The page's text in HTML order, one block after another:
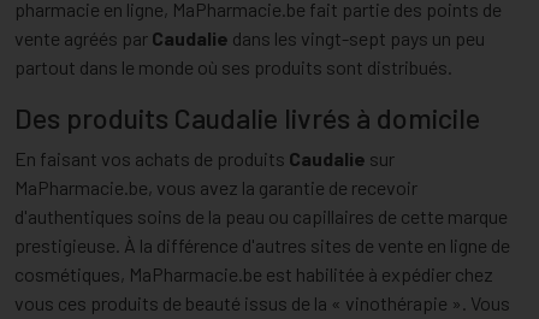
pharmacie en ligne, MaPharmacie.be fait partie des points de
vente agréés par Caudalie dans les vingt-sept pays un peu
partout dans le monde où ses produits sont distribués.
Des produits Caudalie livrés à domicile
En faisant vos achats de produits Caudalie sur
MaPharmacie.be, vous avez la garantie de recevoir
d'authentiques soins de la peau ou capillaires de cette marque
prestigieuse. À la différence d'autres sites de vente en ligne de
cosmétiques, MaPharmacie.be est habilitée à expédier chez
vous ces produits de beauté issus de la « vinothérapie ». Vous